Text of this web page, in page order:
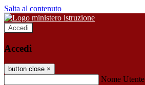
Salta al contenuto
Accedi
Accedi
button close ×
Nome Utente